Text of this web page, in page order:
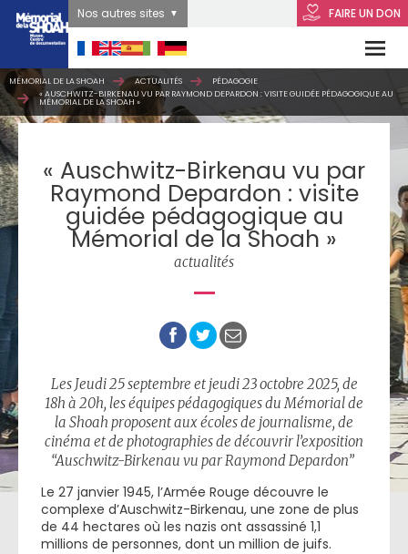
FAIRE UN DON
Nos autres sites
MÉMORIAL DE LA SHOAH ACTUALITÉS
PÉDAGOGIE
« AUSCHWITZ-BIRKENAU VU PAR RAYMOND DEPARDON : VISITE GUIDÉE PÉDAGOGIQUE AU
MÉMORIAL DE LA SHOAH »
« Auschwitz-Birkenau vu par
Raymond Depardon : visite
guidée pédagogique au
Mémorial de la Shoah »
actualités
Les Jeudi 25 septembre et jeudi 23 octobre 2025, de
18h à 20h, les équipes pédagogiques du Mémorial de
la Shoah proposent aux écoles de journalisme, de
cinéma et de photographies de découvrir l’exposition
“Auschwitz-Birkenau vu par Raymond Depardon”
Le 27 janvier 1945, l’Armée Rouge découvre le
complexe d’Auschwitz-Birkenau, une zone de plus
de 44 hectares où les nazis ont assassiné 1,1
millions de personnes, dont un million de juifs.